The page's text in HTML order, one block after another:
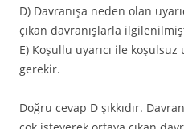
D) Davranışa neden olan
çıkan davranışlarla
E) Koşullu uyarıcı ile koşulsuz
gerekir.
Doğru cevap D şıkkıdır.